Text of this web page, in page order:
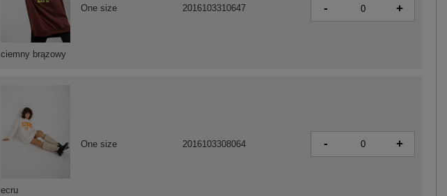
ecru
One size 2016103308064 - +
ciemny brązowy
One size 2016103310647 - +